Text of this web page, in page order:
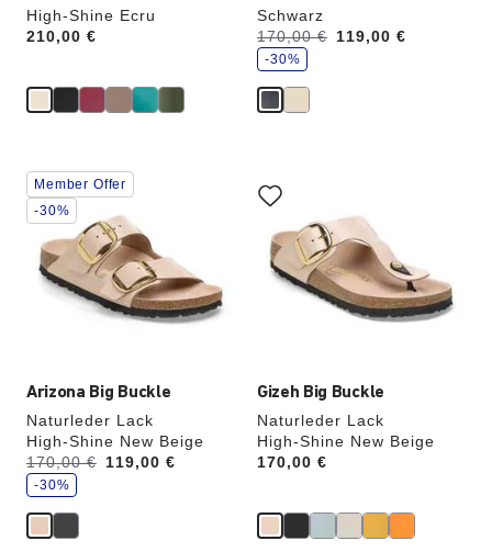
High-Shine Ecru
Price:
210,00 €
Schwarz
Vorher:
170,00 €
Jetzt 119,00 €
S
p
a
r
e
-30%
Arizona Big Buckle
Naturleder Lack
High-Shine New Beige
Vorher:
170,00 €
Jetzt 119,00 €
S
p
a
r
e
-30%
Durch
Anklicken
der
werden
die
Produktbilder
aktualisiert.
Member Offer
-30%
Gizeh Big Buckle
Naturleder Lack
High-Shine New Beige
Price:
170,00 €
Anklicken
der
Farben
werden
die
Produktbilder
aktualisiert.